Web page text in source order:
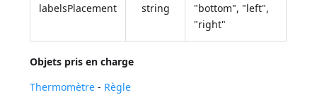
labelsPlacement string
"bottom", "left",
"right"
Objets pris en charge
Thermomètre - Règle